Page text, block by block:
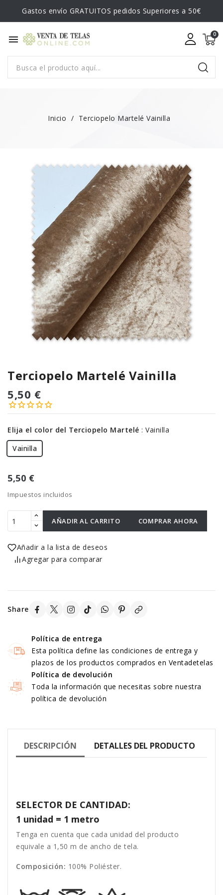
Gastos envío GRATUITOS pedidos Superiores a 50€
menu
Inicio Terciopelo Martelé Vainilla
Terciopelo Martelé Vainilla
5,50 €
Elija el color del Terciopelo Martelé : Vainilla
Vainilla
5,50 €
Impuestos incluidos
AÑADIR AL CARRITO COMPRAR AHORA
Añadir a la lista de deseos
Agregar para comparar
Share
Política de entrega
Esta política define las condiciones de entrega y
plazos de los productos comprados en Ventadetelas
Política de devolución
Toda la información que necesitas sobre nuestra
política de devolución
DESCRIPCIÓN DETALLES DEL PRODUCTO
SELECTOR DE CANTIDAD:
1 unidad = 1 metro
Tenga en cuenta que cada unidad del producto
equivale a 1,50 m de ancho de tela.
Composición: 100% Poliéster.